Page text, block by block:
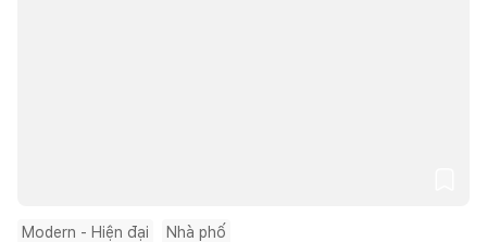
Modern - Hiện đại Nhà phố